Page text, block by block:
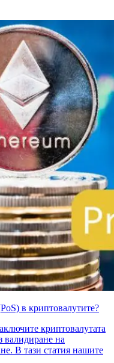
в криптовалутите?
криптовалутата
валидиране на
В тази статия нашите